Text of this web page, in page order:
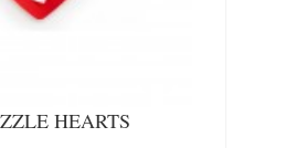
HEARTS